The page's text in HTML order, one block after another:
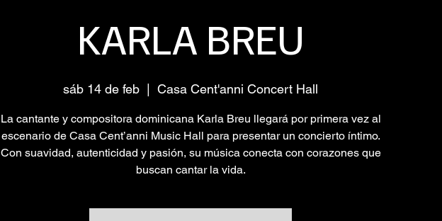
KARLA BREU
sáb 14 de feb Casa Cent'anni Concert Hall
La cantante y compositora dominicana Karla Breu llegará por primera vez al
escenario de Casa Cent’anni Music Hall para presentar un concierto íntimo.
Con suavidad, autenticidad y pasión, su música conecta con corazones que
buscan cantar la vida.